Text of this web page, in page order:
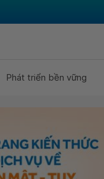
Phát triển bền vững